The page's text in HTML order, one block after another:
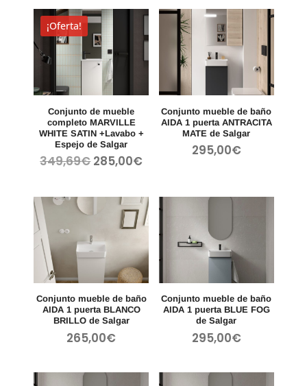
era:
349,69€.
es:
285,00€.
era:
349,69€.
es:
¡Oferta!
Conjunto de mueble
completo MARVILLE
WHITE SATIN +Lavabo +
Espejo de Salgar
349,69€El
era:
349,69€.
285,00€
es:
285,00€.
Conjunto mueble de baño
AIDA 1 puerta ANTRACITA
MATE de Salgar
295,00€
Conjunto mueble de baño
AIDA 1 puerta BLANCO
BRILLO de Salgar
265,00€
Conjunto mueble de baño
AIDA 1 puerta BLUE FOG
de Salgar
295,00€